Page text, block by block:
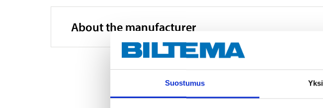
Suostumus
About the manufacturer
Other